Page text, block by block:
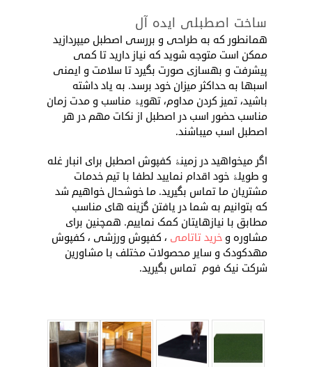
ساخت اصطبلی ایده ­آل
همانطور که به طراحی و بررسی اصطبل می­پردازید
ممکن است متوجه شوید که نیاز دارید تا کمی
پیشرفت و بهسازی صورت بگیرد تا سلامت و ایمنی
اسب­ها به حداکثر میزان خود برسد. به یاد داشته
باشید، تمیز کردن مداوم، تهویۀ مناسب و مدت زمان
مناسب حضور اسب در اصطبل از نکات مهم در هر
اصطبل اسب می­باشند.
اگر می­خواهید در زمینۀ کفپوش اصطبل برای انبار غله
و طویلۀ خود اقدام نمایید لطفا با تیم خدمات
مشتریان ما تماس بگیرید. ما خوشحال خواهیم شد
که بتوانیم به شما در یافتن گزینه ­های مناسب
مطابق با نیازهایتان کمک نماییم. همچنین برای
مشاوره و خرید تاتامی ، کفپوش ورزشی ، کفپوش
مهدکودک و سایر محصولات مختلف با مشاورین
شرکت نیک فوم تماس بگیرید.